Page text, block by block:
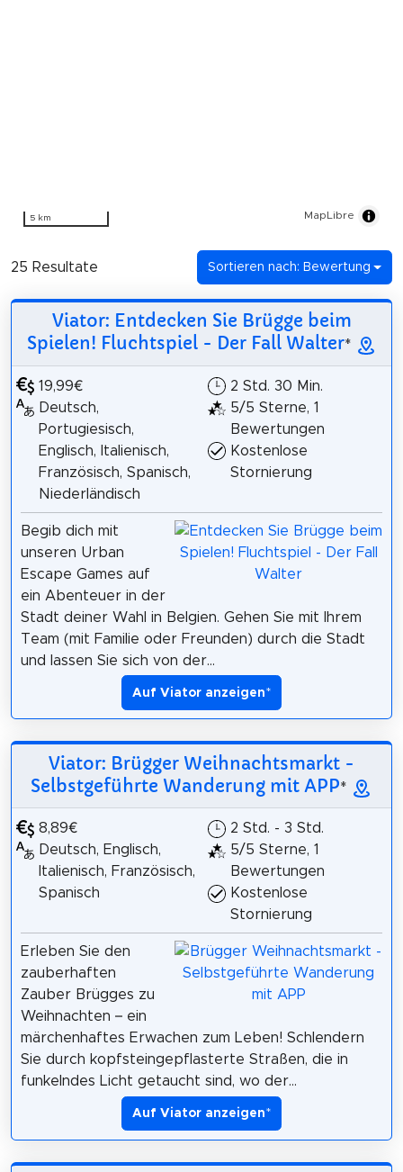
5 km MapLibre
25 Resultate Sortieren nach: Bewertung
Viator: Entdecken Sie Brügge beim
Spielen! Fluchtspiel - Der Fall Walter*
19,99€
Deutsch,
Portugiesisch,
Englisch, Italienisch,
Französisch, Spanisch,
Niederländisch
2 Std. 30 Min.
5/5 Sterne, 1
Bewertungen
Kostenlose
Stornierung
Begib dich mit
unseren Urban
Escape Games auf
ein Abenteuer in der
Stadt deiner Wahl in Belgien. Gehen Sie mit Ihrem
Team (mit Familie oder Freunden) durch die Stadt
und lassen Sie sich von der...
Auf Viator anzeigen*
Viator: Brügger Weihnachtsmarkt -
Selbstgeführte Wanderung mit APP*
8,89€
Deutsch, Englisch,
Italienisch, Französisch,
Spanisch
2 Std. - 3 Std.
5/5 Sterne, 1
Bewertungen
Kostenlose
Stornierung
Erleben Sie den
zauberhaften
Zauber Brügges zu
Weihnachten – ein
märchenhaftes Erwachen zum Leben! Schlendern
Sie durch kopfsteingepflasterte Straßen, die in
funkelndes Licht getaucht sind, wo der...
Auf Viator anzeigen*